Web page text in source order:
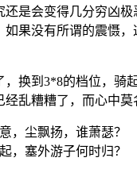
还是会变得几分穷凶极
如果没有所谓的震慑，
，换到3*8的档位，骑
乱糟糟了，而心中莫
，尘飘扬，谁萧瑟？
，塞外游子何时归？